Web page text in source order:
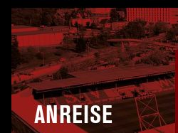
ANREISE